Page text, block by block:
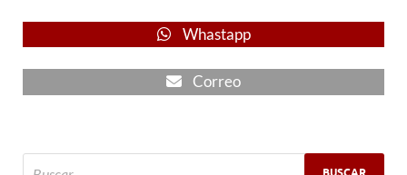
Whastapp
Correo